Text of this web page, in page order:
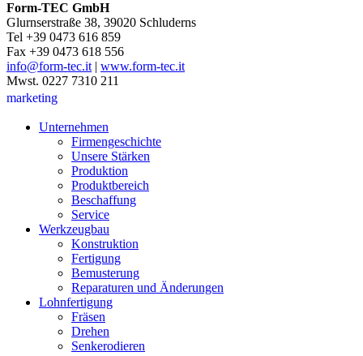
Form-TEC GmbH
Glurnserstraße 38, 39020 Schluderns
Tel +39 0473 616 859
Fax +39 0473 618 556
info@form-tec.it | www.form-tec.it
Mwst. 0227 7310 211
marketing
Unternehmen
Firmengeschichte
Unsere Stärken
Produktion
Produktbereich
Beschaffung
Service
Werkzeugbau
Konstruktion
Fertigung
Bemusterung
Reparaturen und Änderungen
Lohnfertigung
Fräsen
Drehen
Senkerodieren